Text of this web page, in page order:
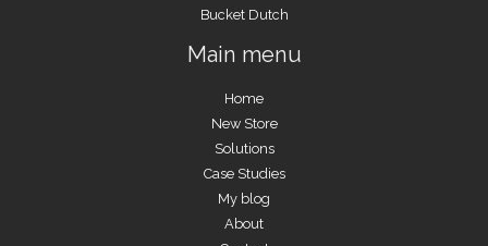
Bucket Dutch
Main menu
Home
New Store
Solutions
Case Studies
My blog
About